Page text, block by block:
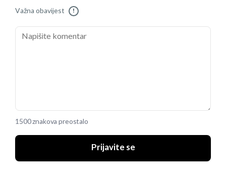
Važna obavijest !
1500 znakova preostalo
Prijavite se